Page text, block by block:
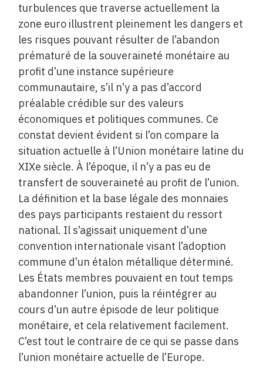
turbulences que traverse actuellement la
zone euro illustrent pleinement les dangers et
les risques pouvant résulter de l’abandon
prématuré de la souveraineté monétaire au
profit d’une instance supérieure
communautaire, s’il n’y a pas d’accord
préalable crédible sur des valeurs
économiques et politiques communes. Ce
constat devient évident si l’on compare la
situation actuelle à l’Union monétaire latine du
XIXe siècle. À l’époque, il n’y a pas eu de
transfert de souveraineté au profit de l’union.
La définition et la base légale des monnaies
des pays participants restaient du ressort
national. Il s’agissait uniquement d’une
convention internationale visant l’adoption
commune d’un étalon métallique déterminé.
Les États membres pouvaient en tout temps
abandonner l’union, puis la réintégrer au
cours d’un autre épisode de leur politique
monétaire, et cela relativement facilement.
C’est tout le contraire de ce qui se passe dans
l’union monétaire actuelle de l’Europe.